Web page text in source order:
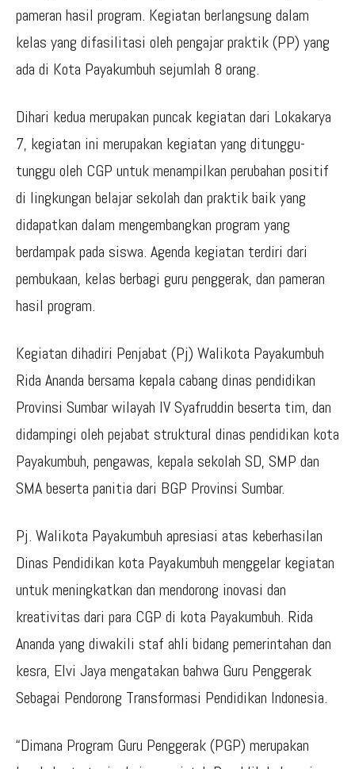
pameran hasil program. Kegiatan berlangsung dalam
kelas yang difasilitasi oleh pengajar praktik (PP) yang
ada di Kota Payakumbuh sejumlah 8 orang.
Dihari kedua merupakan puncak kegiatan dari Lokakarya
7, kegiatan ini merupakan kegiatan yang ditunggu-
tunggu oleh CGP untuk menampilkan perubahan positif
di lingkungan belajar sekolah dan praktik baik yang
didapatkan dalam mengembangkan program yang
berdampak pada siswa. Agenda kegiatan terdiri dari
pembukaan, kelas berbagi guru penggerak, dan pameran
hasil program.
Kegiatan dihadiri Penjabat (Pj) Walikota Payakumbuh
Rida Ananda bersama kepala cabang dinas pendidikan
Provinsi Sumbar wilayah IV Syafruddin beserta tim, dan
didampingi oleh pejabat struktural dinas pendidikan kota
Payakumbuh, pengawas, kepala sekolah SD, SMP dan
SMA beserta panitia dari BGP Provinsi Sumbar.
Pj. Walikota Payakumbuh apresiasi atas keberhasilan
Dinas Pendidikan kota Payakumbuh menggelar kegiatan
untuk meningkatkan dan mendorong inovasi dan
kreativitas dari para CGP di kota Payakumbuh. Rida
Ananda yang diwakili staf ahli bidang pemerintahan dan
kesra, Elvi Jaya mengatakan bahwa Guru Penggerak
Sebagai Pendorong Transformasi Pendidikan Indonesia.
“Dimana Program Guru Penggerak (PGP) merupakan